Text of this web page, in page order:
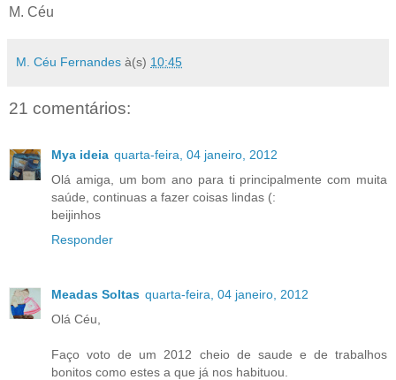
M. Céu
M. Céu Fernandes à(s) 10:45
21 comentários:
Mya ideia quarta-feira, 04 janeiro, 2012
Olá amiga, um bom ano para ti principalmente com muita
saúde, continuas a fazer coisas lindas (:
beijinhos
Responder
Meadas Soltas quarta-feira, 04 janeiro, 2012
Olá Céu,
Faço voto de um 2012 cheio de saude e de trabalhos
bonitos como estes a que já nos habituou.